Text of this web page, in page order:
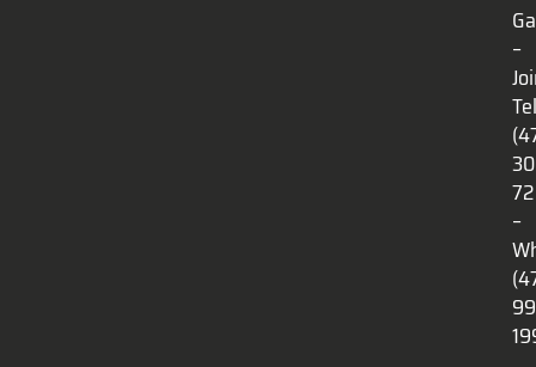
–
–